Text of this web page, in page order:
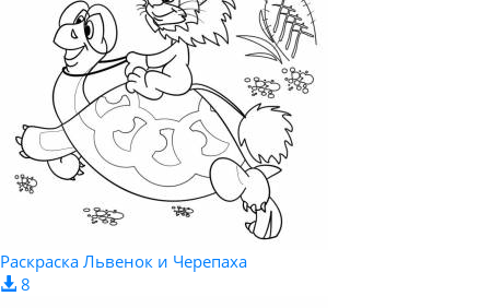
Раскраска Львенок и Черепаха
8